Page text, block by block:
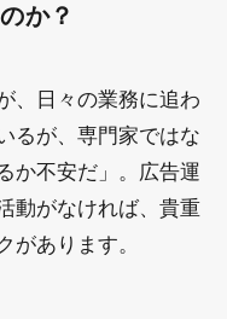
か？
、日々の業務に追わ
るが、専門家ではな
か不安だ」。広告運
動がなければ、貴重
があります。